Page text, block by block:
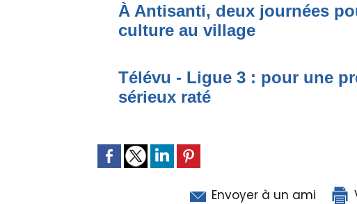
À Antisanti, deux journées
culture au village
Télévu - Ligue 3 : pour une
sérieux raté
Envoyer à un ami